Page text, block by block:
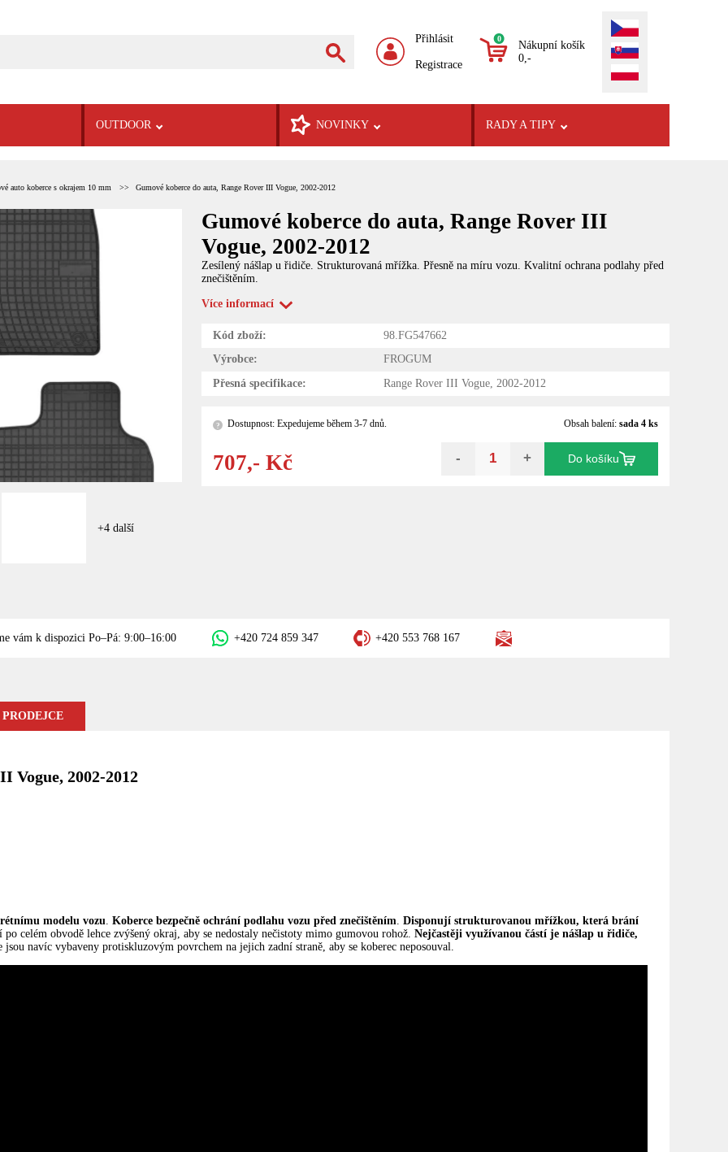
Přihlásit
Registrace
0
Nákupní košík
0,-
OUTDOOR NOVINKY RADY A TIPY
auto koberce s okrajem 10 mm Gumové koberce do auta, Range Rover III Vogue, 2002-2012
+4 další
Gumové koberce do auta, Range Rover III
Vogue, 2002-2012
Zesílený nášlap u řidiče. Strukturovaná mřížka. Přesně na míru vozu. Kvalitní ochrana podlahy před
znečištěním.
Více informací
Kód zboží:
98.FG547662
Výrobce:
FROGUM
Přesná specifikace:
Range Rover III Vogue, 2002-2012
? Dostupnost: Expedujeme během 3-7 dnů. Obsah balení:sada 4 ks
707,- Kč - + Do košíku
vám k dispozici Po–Pá: 9:00–16:00 +420 724 859 347 +420 553 768 167
Vogue, 2002-2012
modelu vozu.Koberce bezpečně ochrání podlahu vozu před znečištěním.Disponují strukturovanou mřížkou, která brání
po celém obvodě lehce zvýšený okraj, aby se nedostaly nečistoty mimo gumovou rohož.Nejčastěji využívanou částí je nášlap u řidiče,
jsou navíc vybaveny protiskluzovým povrchem na jejich zadní straně, aby se koberec neposouval.